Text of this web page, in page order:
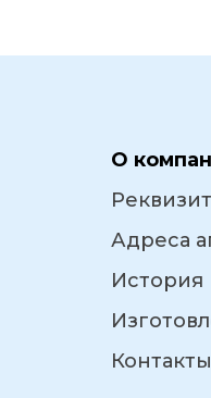
О
Адреса
История
Контакты